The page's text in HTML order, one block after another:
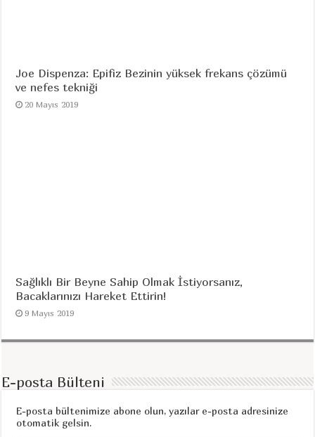
Joe Dispenza: Epifiz Bezinin yüksek frekans çözümü
ve nefes tekniği
20 Mayıs 2019
Sağlıklı Bir Beyne Sahip Olmak İstiyorsanız,
Bacaklarınızı Hareket Ettirin!
9 Mayıs 2019
E-posta Bülteni
E-posta bültenimize abone olun, yazılar e-posta adresinize
otomatik gelsin.